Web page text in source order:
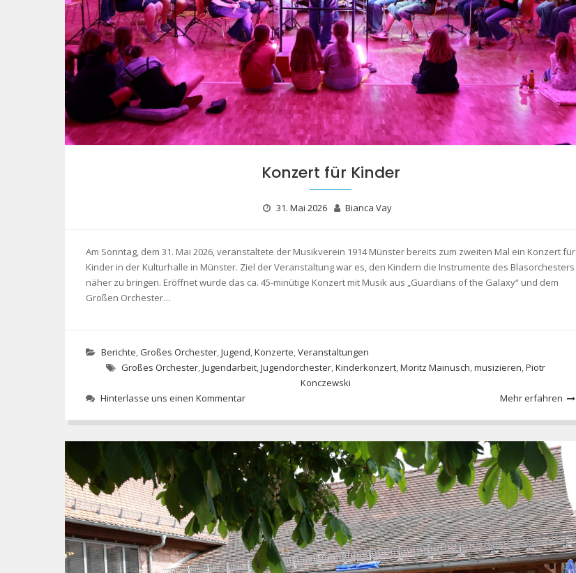
Konzert für Kinder
31. Mai 2026 Bianca Vay
Am Sonntag, dem 31. Mai 2026, veranstaltete der Musikverein 1914 Münster bereits zum zweiten Mal ein Konzert für
Kinder in der Kulturhalle in Münster. Ziel der Veranstaltung war es, den Kindern die Instrumente des Blasorchesters
näher zu bringen. Eröffnet wurde das ca. 45-minütige Konzert mit Musik aus „Guardians of the Galaxy“ und dem
Großen Orchester…
Berichte Großes Orchester Jugend Konzerte Veranstaltungen
Großes Orchester, Jugendarbeit, Jugendorchester, Kinderkonzert, Moritz Mainusch musizieren Piotr
Konczewski
Hinterlasse uns einen Kommentar
Mehr erfahren